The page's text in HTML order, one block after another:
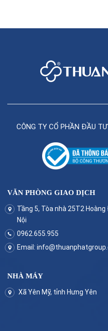
CÔNG TY CỔ PHẦN ĐẦU
VĂN PHÒNG GIAO DỊCH
Tầng 5, Tòa nhà 25T2
Nội
0962.655.955
Email:
NHÀ MÁY
Xã Yên Mỹ, tỉnh Hưng Yên